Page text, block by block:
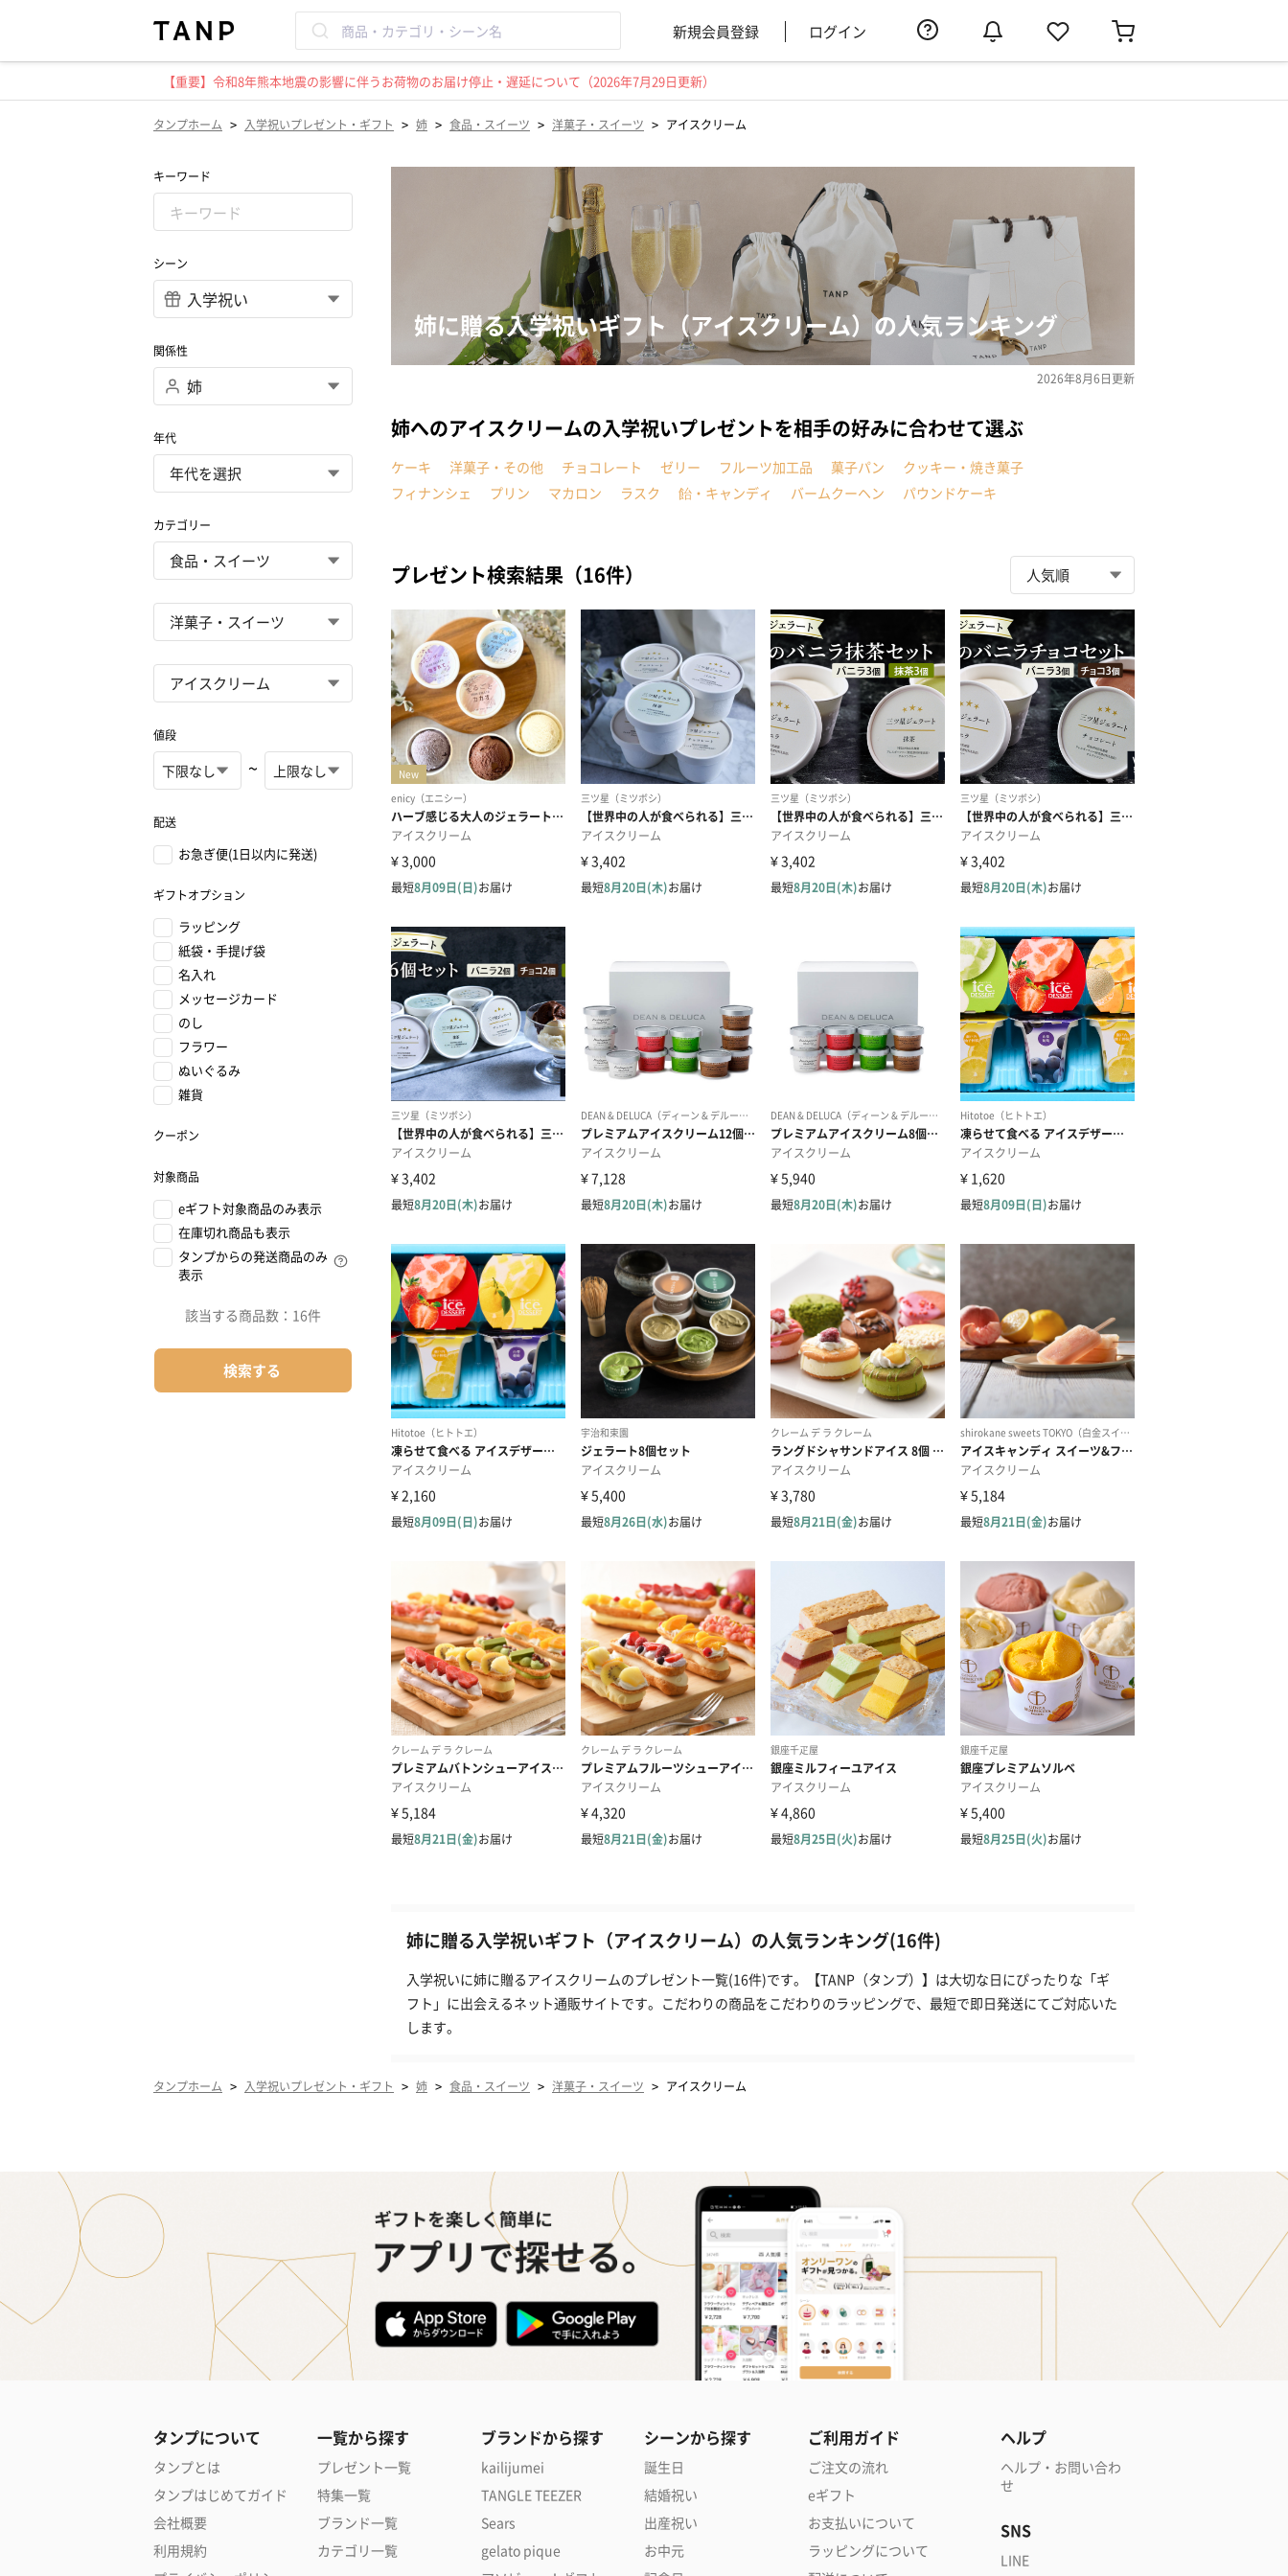
新規会員登録 ログイン
【重要】令和8年熊本地震の影響に伴うお荷物のお届け停止・遅延について（2026年7月29日更新）
タンプホーム > 入学祝いプレゼント・ギフト > 姉 > 食品・スイーツ > 洋菓子・スイーツ > アイスクリーム
キーワード
シーン
関係性
年代
カテゴリー
値段
~
配送
お急ぎ便(1日以内に発送)
ギフトオプション
ラッピング
紙袋・手提げ袋
名入れ
メッセージカード
のし
フラワー
ぬいぐるみ
雑貨
クーポン
対象商品
eギフト対象商品のみ表示
在庫切れ商品も表示
タンプからの発送商品のみ
表示
該当する商品数： 16件
検索する
姉に贈る入学祝いギフト（アイスクリーム）の人気ランキング
2026年8月6日更新
姉へのアイスクリームの入学祝いプレゼントを相手の好みに合わせて選ぶ
ケーキ 洋菓子・その他 チョコレート ゼリー フルーツ加工品 菓子パン
クッキー・焼き菓子
フィナンシェ
プリン マカロン ラスク 飴・キャンディ バームクーヘン パウンドケーキ
プレゼント検索結果（16件）
姉に贈る入学祝いギフト（アイスクリーム）の人気ランキング(16件)
入学祝いに姉に贈るアイスクリームのプレゼント一覧(16件)です。【TANP（タンプ）】は大切な日にぴったりな「ギ
フト」に出会えるネット通販サイトです。こだわりの商品をこだわりのラッピングで、最短で即日発送にてご対応いた
します。
タンプホーム > 入学祝いプレゼント・ギフト > 姉 > 食品・スイーツ > 洋菓子・スイーツ > アイスクリーム
タンプについて
タンプとは
タンプはじめてガイド
会社概要
利用規約
一覧から探す
プレゼント一覧
特集一覧
ブランド一覧
カテゴリ一覧
ブランドから探す
kailijumei
TANGLE TEEZER
Sears
gelato pique
シーンから探す
誕生日
結婚祝い
出産祝い
お中元
ご利用ガイド
ご注文の流れ
eギフト
お支払いについて
ラッピングについて
ヘルプ
ヘルプ・お問い合わ
せ
SNS
LINE